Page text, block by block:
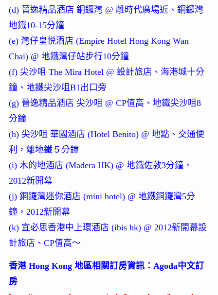
(d) 晉逸精品酒店 銅鑼灣 @ 離時代廣場近、銅鑼灣
地鐵10-15分鐘
(e) 灣仔皇悦酒店 (Empire Hotel Hong Kong Wan
Chai) @ 地鐵灣仔站步行10分鐘
(f) 尖沙咀 The Mira Hotel @ 設計旅店、海港城十分
鐘、地鐵尖沙咀B1出口旁
(g) 晉逸精品酒店 尖沙咀 @ CP值高、地鐵尖沙咀8
分鐘
(h) 尖沙咀 華國酒店 (Hotel Benito) @ 地點、交通便
利，離地鐵５分鐘
(i) 木的地酒店 (Madera HK) @ 地鐵佐敦3分鐘，
2012新開幕
(j) 銅鑼灣迷你酒店 (mini hotel) @ 地鐵銅鑼灣5分
鐘，2012新開幕
(k) 宜必思香港中上環酒店 (ibis hk) @ 2012新開幕設
計旅店、CP值高～
香港 Hong Kong 地區相關訂房資訊：Agoda中文訂
房